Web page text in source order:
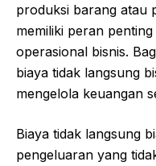
produksi barang atau
memiliki peran
operasional bisnis.
biaya tidak langsung
mengelola keuangan
Biaya tidak langsung
pengeluaran yang